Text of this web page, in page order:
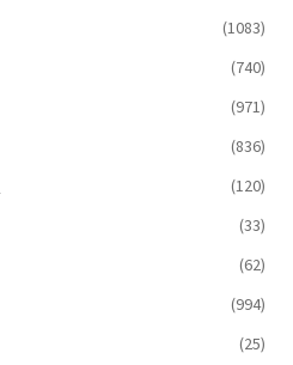
(1083)
(740)
(971)
(836)
(120)
(33)
(62)
(994)
(25)